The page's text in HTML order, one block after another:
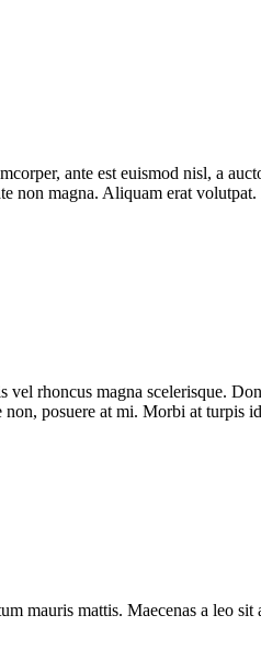
ante est euismod nisl, a
magna. Aliquam erat
rhoncus magna scelerisque.
posuere at mi. Morbi at turpis
mauris mattis. Maecenas a leo